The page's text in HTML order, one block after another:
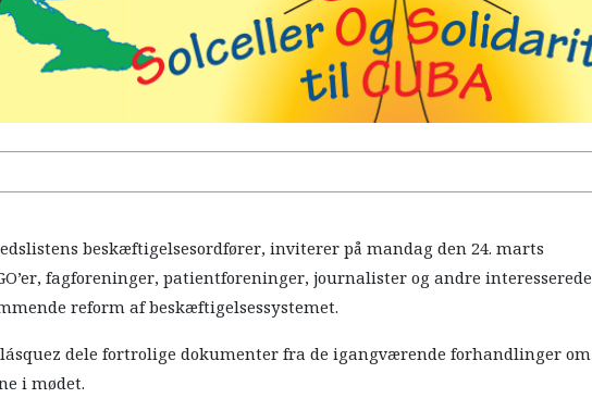
beskæftigelsesordfører, inviterer på mandag den 24. marts
fagforeninger, patientforeninger, journalister og andre interesserede
reform af beskæftigelsessystemet.
dele fortrolige dokumenter fra de igangværende forhandlinger om
i mødet.